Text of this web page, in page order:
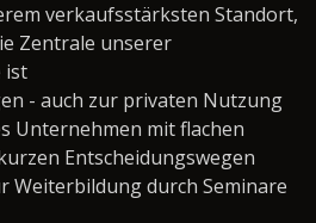
verkaufsstärksten Standort,
Zentrale unserer
ist
- auch zur privaten Nutzung
Unternehmen mit flachen
Entscheidungswegen
Weiterbildung durch Seminare